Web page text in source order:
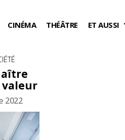
CINÉMA THÉÂTRE ET AUSSI
valeur
2022